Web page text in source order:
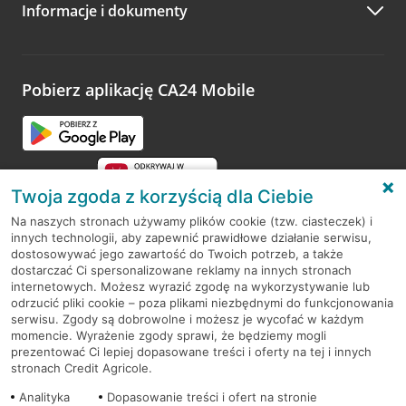
Zachęcamy do podzielenia się z nami opinią o wizycie.
opinie.
Informacje i dokumenty
Pobierz aplikację CA24 Mobile
RODO
Regulamin serwisu
Mapa serwisu
PolitykaCookies
Twoja zgoda z korzyścią dla Ciebie
Na naszych stronach używamy plików cookie (tzw. ciasteczek) i
innych technologii, aby zapewnić prawidłowe działanie serwisu,
dostosowywać jego zawartość do Twoich potrzeb, a także
dostarczać Ci spersonalizowane reklamy na innych stronach
internetowych. Możesz wyrazić zgodę na wykorzystywanie lub
odrzucić pliki cookie – poza plikami niezbędnymi do funkcjonowania
serwisu. Zgody są dobrowolne i możesz je wycofać w każdym
momencie. Wyrażenie zgody sprawi, że będziemy mogli
prezentować Ci lepiej dopasowane treści i oferty na tej i innych
stronach Credit Agricole.
Analityka
Dopasowanie treści i ofert na stronie